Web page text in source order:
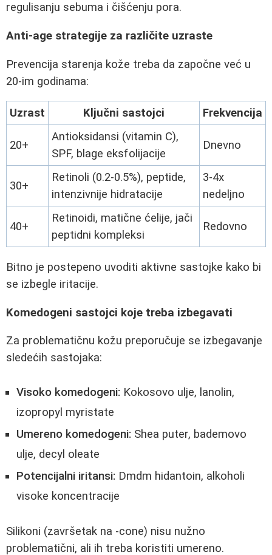
regulisanju sebuma i čišćenju pora.
Anti-age strategije za različite uzraste
Prevencija starenja kože treba da započne već u
20-im godinama:
Uzrast Ključni sastojci Frekvencija
20+
Antioksidansi (vitamin C),
SPF, blage eksfolijacije
Dnevno
30+
Retinoli (0.2-0.5%), peptide,
intenzivnije hidratacije
3-4x
nedeljno
40+
Retinoidi, matične ćelije, jači
peptidni kompleksi
Redovno
Bitno je postepeno uvoditi aktivne sastojke kako bi
se izbegle iritacije.
Komedogeni sastojci koje treba izbegavati
Za problematičnu kožu preporučuje se izbegavanje
sledećih sastojaka:
Visoko komedogeni: Kokosovo ulje, lanolin,
izopropyl myristate
Umereno komedogeni: Shea puter, bademovo
ulje, decyl oleate
Potencijalni iritansi: Dmdm hidantoin, alkoholi
visoke koncentracije
Silikoni (završetak na -cone) nisu nužno
problematični, ali ih treba koristiti umereno.